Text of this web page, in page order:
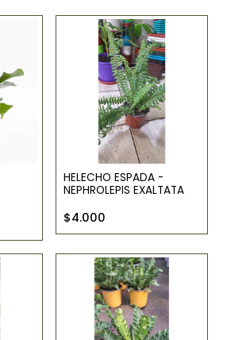
HELECHO ESPADA -
NEPHROLEPIS EXALTATA
$4.000